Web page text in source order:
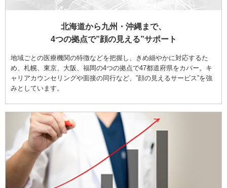
北海道から九州・沖縄まで、
4つの拠点で”顔の見える”サポート
地域ごとの医療機関の特徴などを把握し、きめ細やかに対応するた
め、札幌、東京、大阪、福岡の4つの拠点で47都道府県をカバー。キ
ャリアカウンセリングや面接の同行など、”顔の見えるサービス”を強
みとしています。